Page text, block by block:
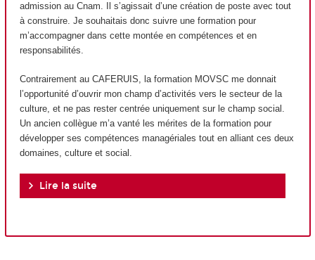
admission au Cnam. Il s’agissait d’une création de poste avec tout
à construire. Je souhaitais donc suivre une formation pour
m’accompagner dans cette montée en compétences et en
responsabilités.
Contrairement au CAFERUIS, la formation MOVSC me donnait
l’opportunité d’ouvrir mon champ d’activités vers le secteur de la
culture, et ne pas rester centrée uniquement sur le champ social.
Un ancien collègue m’a vanté les mérites de la formation pour
développer ses compétences managériales tout en alliant ces deux
domaines, culture et social.
Lire la suite